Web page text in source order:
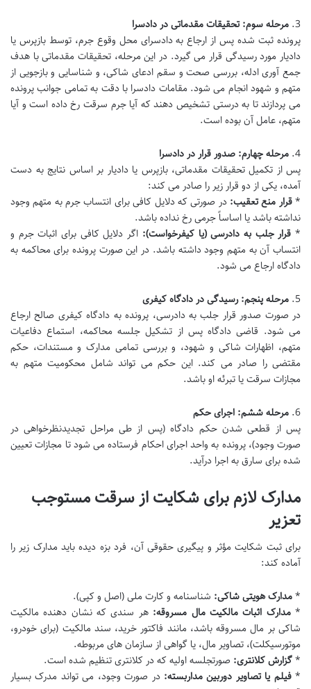
3. مرحله سوم: تحقیقات مقدماتی در دادسرا
پرونده ثبت شده پس از ارجاع به دادسرای محل وقوع جرم، توسط بازپرس یا
دادیار مورد رسیدگی قرار می گیرد. در این مرحله، تحقیقات مقدماتی با هدف
جمع آوری ادله، بررسی صحت و سقم ادعای شاکی، و شناسایی و بازجویی از
متهم و شهود انجام می شود. مقامات دادسرا با دقت به تمامی جوانب پرونده
می پردازند تا به درستی تشخیص دهند که آیا جرم سرقت رخ داده است و آیا
متهم، عامل آن بوده است.
4. مرحله چهارم: صدور قرار در دادسرا
پس از تکمیل تحقیقات مقدماتی، بازپرس یا دادیار بر اساس نتایج به دست
آمده، یکی از دو قرار زیر را صادر می کند:
*قرار منع تعقیب: در صورتی که دلایل کافی برای انتساب جرم به متهم وجود
نداشته باشد یا اساساً جرمی رخ نداده باشد.
* قرار جلب به دادرسی (یا کیفرخواست): اگر دلایل کافی برای اثبات جرم و
انتساب آن به متهم وجود داشته باشد. در این صورت پرونده برای محاکمه به
دادگاه ارجاع می شود.
5. مرحله پنجم: رسیدگی در دادگاه کیفری
در صورت صدور قرار جلب به دادرسی، پرونده به دادگاه کیفری صالح ارجاع
می شود. قاضی دادگاه پس از تشکیل جلسه محاکمه، استماع دفاعیات
متهم، اظهارات شاکی و شهود، و بررسی تمامی مدارک و مستندات، حکم
مقتضی را صادر می کند. این حکم می تواند شامل محکومیت متهم به
مجازات سرقت یا تبرئه او باشد.
6. مرحله ششم: اجرای حکم
پس از قطعی شدن حکم دادگاه (پس از طی مراحل تجدیدنظرخواهی در
صورت وجود)، پرونده به واحد اجرای احکام فرستاده می شود تا مجازات تعیین
شده برای سارق به اجرا درآید.
مدارک لازم برای شکایت از سرقت مستوجب
تعزیر
برای ثبت شکایت مؤثر و پیگیری حقوقی آن، فرد بزه دیده باید مدارک زیر را
آماده کند:
*مدارک هویتی شاکی: شناسنامه و کارت ملی (اصل و کپی).
*مدارک اثبات مالکیت مال مسروقه: هر سندی که نشان دهنده مالکیت
شاکی بر مال مسروقه باشد، مانند فاکتور خرید، سند مالکیت (برای خودرو،
موتورسیکلت)، تصاویر مال، یا گواهی از سازمان های مربوطه.
*گزارش کلانتری: صورتجلسه اولیه که در کلانتری تنظیم شده است.
*فیلم یا تصاویر دوربین مداربسته: در صورت وجود، می تواند مدرک بسیار